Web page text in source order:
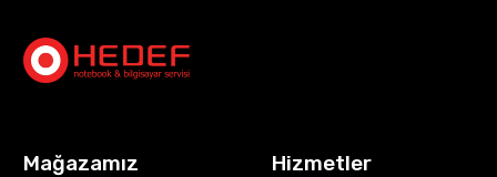
Mağazamız Hizmetler